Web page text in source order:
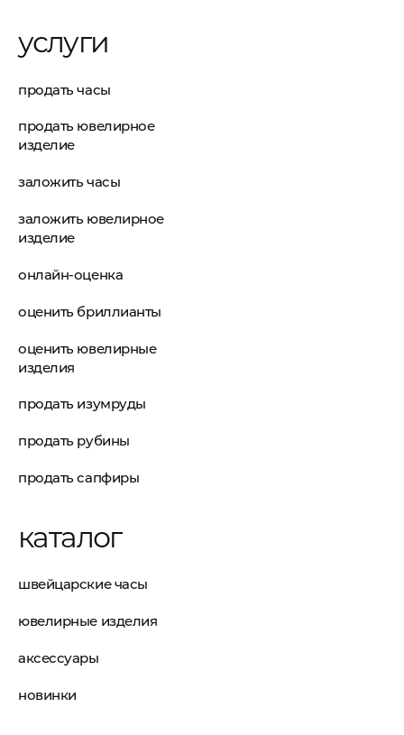
услуги
продать часы
продать ювелирное
изделие
заложить часы
заложить ювелирное
изделие
онлайн-оценка
оценить бриллианты
оценить ювелирные
изделия
продать изумруды
продать рубины
продать сапфиры
каталог
швейцарские часы
ювелирные изделия
аксессуары
новинки